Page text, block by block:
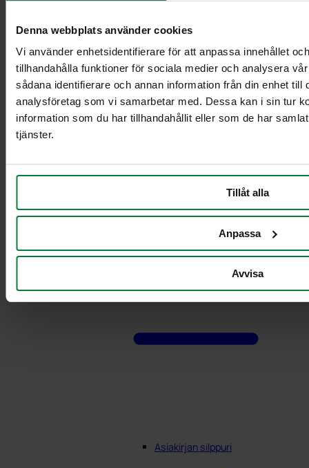
Denna webbplats använder cookies
Vi använder enhetsidentifierare för att anpassa innehållet
tillhandahålla funktioner för sociala medier och analysera
sådana identifierare och annan information från din enhet
analysföretag som vi samarbetar med. Dessa kan i sin tur
information som du har tillhandahållit eller som de har
tjänster.
Tillåt alla
Anpassa
Avvisa
Levy Bio-kasetin
mini-telineeseen
Säkinpidike Midi
Dynamic FZB
Säkinpidike Midi
Dynamic FZB
Säkinpidike Mini
FZB
Lisävarusteet jätekäsittely sisätiloissa
Asiakirjan silppuri